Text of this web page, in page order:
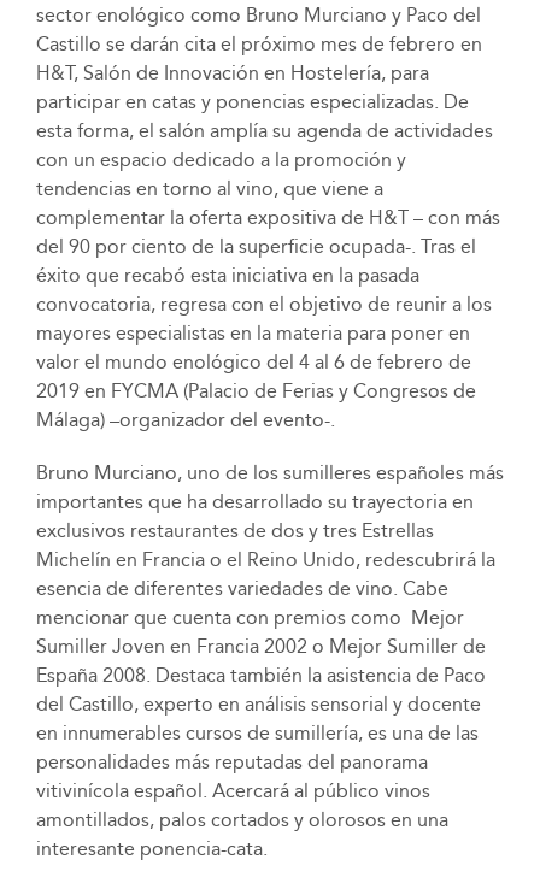
sector enológico como Bruno Murciano y Paco del
Castillo se darán cita el próximo mes de febrero en
H&T, Salón de Innovación en Hostelería, para
participar en catas y ponencias especializadas. De
esta forma, el salón amplía su agenda de actividades
con un espacio dedicado a la promoción y
tendencias en torno al vino, que viene a
complementar la oferta expositiva de H&T – con más
del 90 por ciento de la superficie ocupada-. Tras el
éxito que recabó esta iniciativa en la pasada
convocatoria, regresa con el objetivo de reunir a los
mayores especialistas en la materia para poner en
valor el mundo enológico del 4 al 6 de febrero de
2019 en FYCMA (Palacio de Ferias y Congresos de
Málaga) –organizador del evento-.
Bruno Murciano, uno de los sumilleres españoles más
importantes que ha desarrollado su trayectoria en
exclusivos restaurantes de dos y tres Estrellas
Michelín en Francia o el Reino Unido, redescubrirá la
esencia de diferentes variedades de vino. Cabe
mencionar que cuenta con premios como Mejor
Sumiller Joven en Francia 2002 o Mejor Sumiller de
España 2008. Destaca también la asistencia de Paco
del Castillo, experto en análisis sensorial y docente
en innumerables cursos de sumillería, es una de las
personalidades más reputadas del panorama
vitivinícola español. Acercará al público vinos
amontillados, palos cortados y olorosos en una
interesante ponencia-cata.